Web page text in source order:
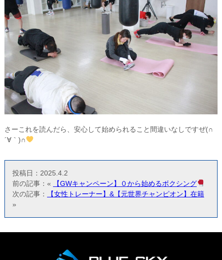
さーこれを読んだら、安心して始められること間違いなしですぜ(∩
´∀｀)∩
投稿日：2025.4.2
前の記事：«
【GWキャンペーン】０から始めるボクシング
次の記事：
【女性トレーナー】&【元世界チャンピオン】在籍
»